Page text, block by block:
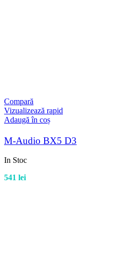
Compară
Vizualizează rapid
Adaugă în coș
M-Audio BX5 D3
In Stoc
541 lei